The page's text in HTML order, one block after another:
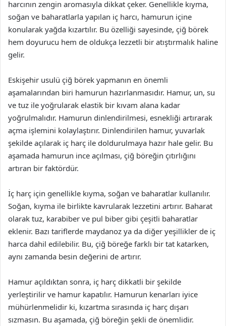
harcının zengin aromasıyla dikkat çeker. Genellikle kıyma,
soğan ve baharatlarla yapılan iç harcı, hamurun içine
konularak yağda kızartılır. Bu özelliği sayesinde, çiğ börek
hem doyurucu hem de oldukça lezzetli bir atıştırmalık haline
gelir.
Eskişehir usulü çiğ börek yapmanın en önemli
aşamalarından biri hamurun hazırlanmasıdır. Hamur, un, su
ve tuz ile yoğrularak elastik bir kıvam alana kadar
yoğrulmalıdır. Hamurun dinlendirilmesi, esnekliği artırarak
açma işlemini kolaylaştırır. Dinlendirilen hamur, yuvarlak
şekilde açılarak iç harç ile doldurulmaya hazır hale gelir. Bu
aşamada hamurun ince açılması, çiğ böreğin çıtırlığını
artıran bir faktördür.
İç harç için genellikle kıyma, soğan ve baharatlar kullanılır.
Soğan, kıyma ile birlikte kavrularak lezzetini artırır. Baharat
olarak tuz, karabiber ve pul biber gibi çeşitli baharatlar
eklenir. Bazı tariflerde maydanoz ya da diğer yeşillikler de iç
harca dahil edilebilir. Bu, çiğ böreğe farklı bir tat katarken,
aynı zamanda besin değerini de artırır.
Hamur açıldıktan sonra, iç harç dikkatli bir şekilde
yerleştirilir ve hamur kapatılır. Hamurun kenarları iyice
mühürlenmelidir ki, kızartma sırasında iç harç dışarı
sızmasın. Bu aşamada, çiğ böreğin şekli de önemlidir.